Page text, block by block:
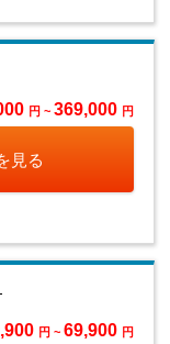
円 ~ 369,000 円
見る
円 ~ 69,900 円